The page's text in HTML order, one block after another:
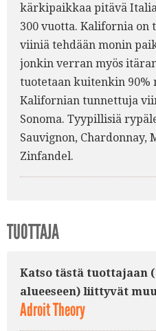
kärkipaikkaa pitävä
300 vuotta. Kalifornia
viiniä tehdään monin
jonkin verran myös
tuotetaan kuitenkin 90%
Kalifornian tunnettuja
Sonoma. Tyypillisiä
Sauvignon, Chardonnay,
Zinfandel.
TUOTTAJA
Katso tästä tuottajaan
alueeseen) liittyvät
Adroit Theory